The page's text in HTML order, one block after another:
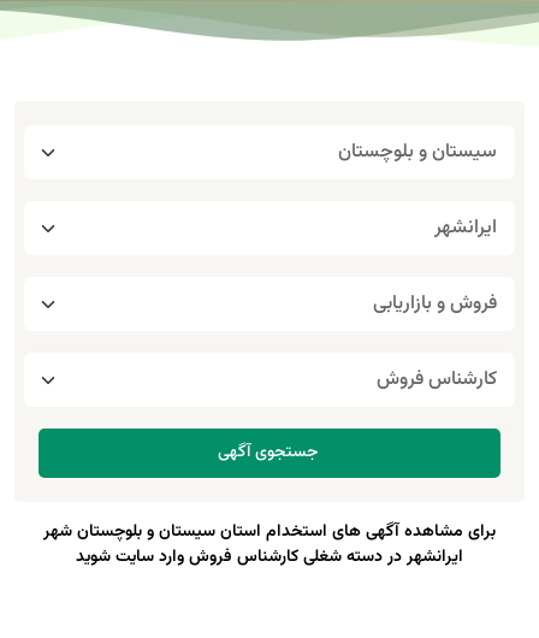
برای مشاهده آگهی های استخدام استان سیستان و بلوچستان شهر
ایرانشهر در دسته شغلی کارشناس فروش وارد سایت شوید